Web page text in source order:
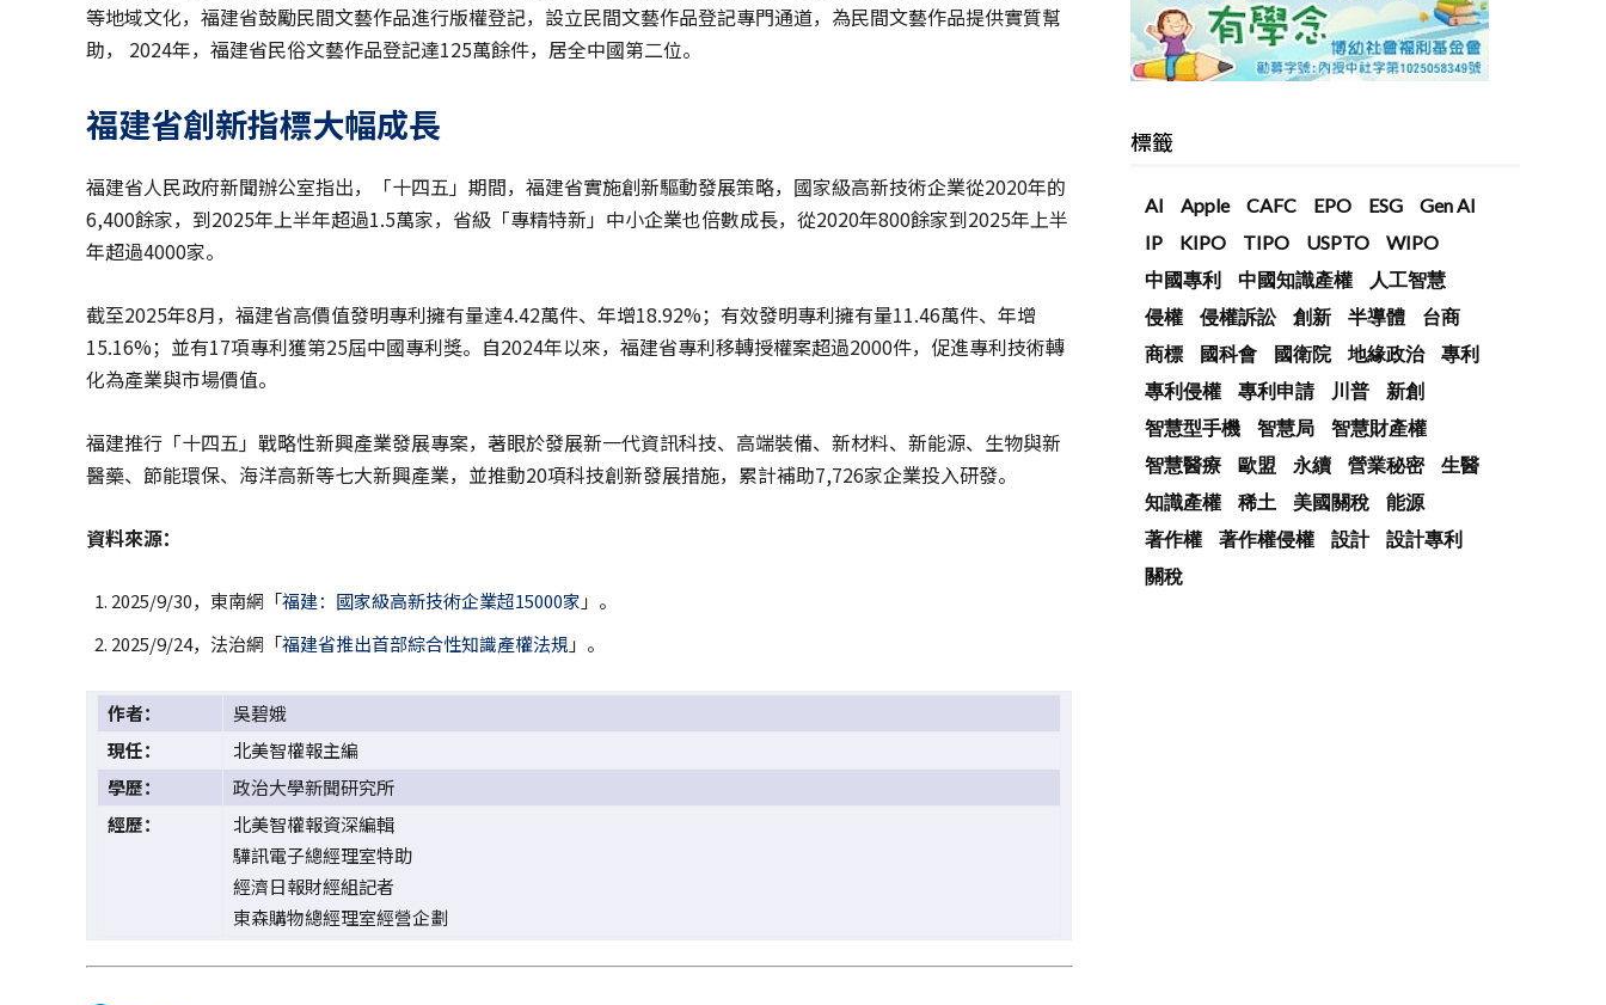
等地域文化，福建省鼓勵民間文藝作品進行版​​權登記，設立民間文藝作品登記專門通道，為民間文藝作品提供實質幫
助， 2024年，福建省民俗文藝作品登記達125萬餘件，居全中國第二位。
福建省創新指標大幅成長
福建省人民政府新聞辦公室指出，「十四五」期間，福建省實施創新驅動發展策略，國家級高新技術企業從2020年的
6,400餘家，到2025年上半年超過1.5萬家，省級「專精特新」中小企業也倍數成長，從2020年800餘家到2025年上半
年超過4000家。
截至2025年8月，福建省高價值發明專利擁有量達4.42萬件、年增18.92%；有效發明專利擁有量11.46萬件、年增
15.16%；並有17項專利獲第25屆中國專利獎。自2024年以來，福建省專利移轉授權案超過2000件，促進專利技術轉
化為產業與市場價值。
福建推行「十四五」戰略性新興產業發展專案，著眼於發展新一代資訊科技、高端裝備、新材料、新能源、生物與新
醫藥、節能環保、海洋高新等七大新興產業，並推動20項科技創新發展措施，累計補助7,726家企業投入研發。
資料來源：
2025/9/30，東南網「福建：國家級高新技術企業超15000家 」。
2025/9/24，法治網「福建省推出首部綜合性知識產權法規 」。
作者：
吳碧娥
現任：
北美智權報主編
學歷：
政治大學新聞研究所
經歷：
北美智權報資深編輯
驊訊電子總經理室特助
經濟日報財經組記者
東森購物總經理室經營企劃
標籤
AI Apple CAFC EPO ESG
Gen AI
IP
KIPO TIPO USPTO
WIPO
中國專利
中國知識產權
人工智慧
侵權
侵權訴訟 創新 半導體
台商
商標
國科會 國衛院 地緣政治
專利
專利侵權
專利申請 川普
新創
智慧型手機
智慧局
智慧財產權
智慧醫療
歐盟 永續 營業秘密
生醫
知識產權
稀土 美國關稅
能源
著作權
著作權侵權 設計
設計專利
關稅